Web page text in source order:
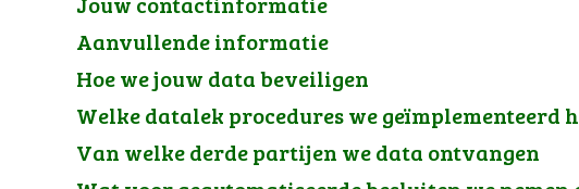
Aanvullende informatie
Hoe we jouw data beveiligen
Welke datalek procedures we geïmplementeerd
Van welke derde partijen we data ontvangen